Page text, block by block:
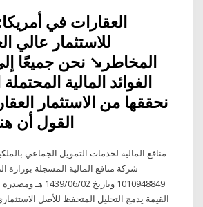
العقارات في
للاستثمار عالي
المخاطر↘️ نحن جميعًا
الفوائد المالية
نحققها من الاستثمار
القول أن
منافع المالية لخدمات التمويل الجماعي
شركة منافع المالية المسجلة بوزارة
1010948849 وتاريخ
القيمة يدمج التحليل المتحفظ للأصل